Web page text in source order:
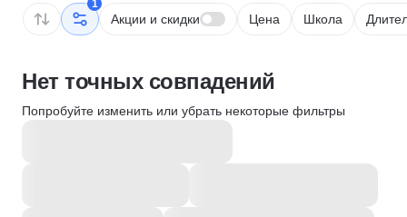
1
Акции и скидки Цена Школа
Нет точных совпадений
Попробуйте изменить или убрать некоторые фильтры